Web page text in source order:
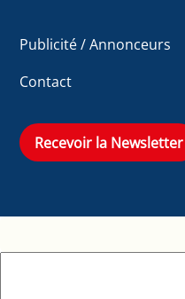
Publicité / Annonceurs
Contact
Recevoir la Newsletter